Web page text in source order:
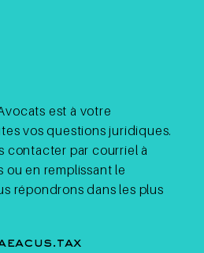
est à votre
vos questions juridiques.
contacter par courriel à
ou en remplissant le
répondrons dans les plus